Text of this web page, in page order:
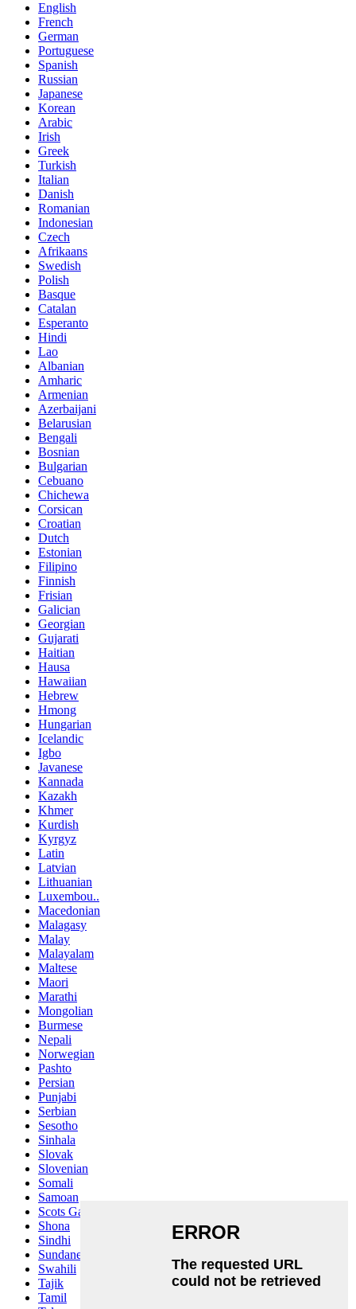
English
French
German
Portuguese
Spanish
Russian
Japanese
Korean
Arabic
Irish
Greek
Turkish
Italian
Danish
Romanian
Indonesian
Czech
Afrikaans
Swedish
Polish
Basque
Catalan
Esperanto
Hindi
Lao
Albanian
Amharic
Armenian
Azerbaijani
Belarusian
Bengali
Bosnian
Bulgarian
Cebuano
Chichewa
Corsican
Croatian
Dutch
Estonian
Filipino
Finnish
Frisian
Galician
Georgian
Gujarati
Haitian
Hausa
Hawaiian
Hebrew
Hmong
Hungarian
Icelandic
Igbo
Javanese
Kannada
Kazakh
Khmer
Kurdish
Kyrgyz
Latin
Latvian
Lithuanian
Luxembou..
Macedonian
Malagasy
Malay
Malayalam
Maltese
Maori
Marathi
Mongolian
Burmese
Nepali
Norwegian
Pashto
Persian
Punjabi
Serbian
Sesotho
Sinhala
Slovak
Slovenian
Somali
Samoan
Scots Gaelic
Shona
Sindhi
Sundanese
Swahili
Tajik
Tamil